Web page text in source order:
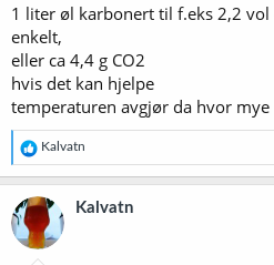
1 liter øl karbonert til f.eks 2,2
enkelt,
eller ca 4,4 g CO2
hvis det kan hjelpe
temperaturen avgjør da hvor
R
e
a
k
s
j
o
Kalvatn
Kalvatn